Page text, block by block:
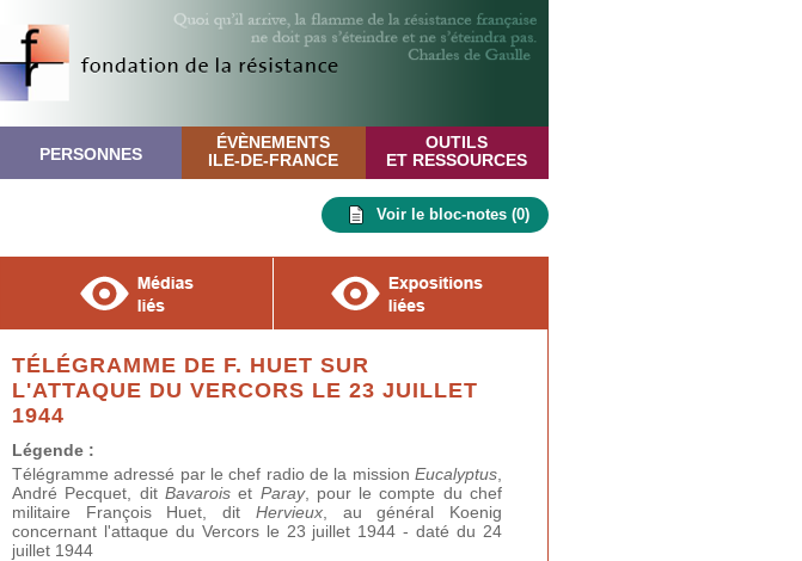
PERSONNES
ÉVÈNEMENTS
ILE-DE-FRANCE
OUTILS
ET RESSOURCES
Voir le bloc-notes (0)
TÉLÉGRAMME DE F. HUET SUR
L'ATTAQUE DU VERCORS LE 23 JUILLET
1944
Légende :
Télégramme adressé par le chef radio de la mission Eucalyptus
André Pecquet, dit Bavarois et Paray, pour le compte du chef
militaire François Huet, dit Hervieux, au général Koenig
concernant l'attaque du Vercors le 23 juillet 1944 - daté du 24
juillet 1944